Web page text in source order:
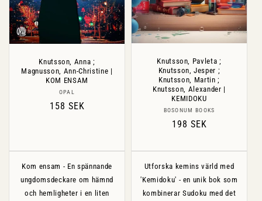
Knutsson, Anna ;
Magnusson, Ann-Christine |
KOM ENSAM
Säljare:
OPAL
Ordinarie
158 SEK
Kom ensam - En spännande
ungdomsdeckare om hämnd
och hemligheter i en liten
Knutsson, Pavleta ;
Knutsson, Jesper ;
Knutsson, Martin ;
Knutsson, Alexander |
KEMIDOKU
Säljare:
BOSONUM BOOKS
Ordinarie
198 SEK
Utforska kemins värld med
'Kemidoku' - en unik bok som
kombinerar Sudoku med det